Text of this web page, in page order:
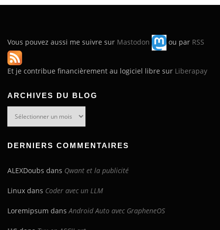
Vous pouvez aussi me suivre sur Mastodon ou par RSS
Et je contribue financièrement au logiciel libre sur Liberapay
ARCHIVES DU BLOG
DERNIERS COMMENTAIRES
ALEXDoubs dans Qwant et la publicité
Linux dans Coder avec un LLM
Loremipsum dans Android Auto avec GrapheneOS